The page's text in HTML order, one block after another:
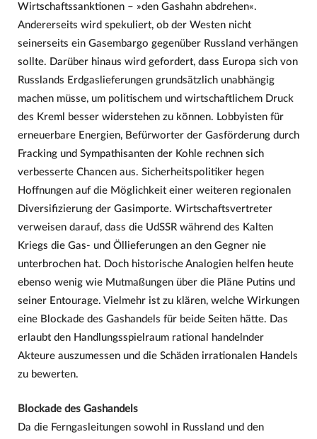
Wirtschaftssanktionen – »den Gashahn abdrehen«.
Andererseits wird spekuliert, ob der Westen nicht
seinerseits ein Gasembargo gegenüber Russland verhängen
sollte. Darüber hinaus wird gefordert, dass Europa sich von
Russlands Erdgaslieferungen grundsätzlich unabhängig
machen müsse, um politischem und wirtschaftlichem Druck
des Kreml besser widerstehen zu können. Lobbyisten für
erneuerbare Energien, Befürworter der Gasförderung durch
Fracking und Sympathisanten der Kohle rechnen sich
verbesserte Chancen aus. Sicherheitspolitiker hegen
Hoffnungen auf die Möglichkeit einer weiteren regionalen
Diversifizierung der Gasimporte. Wirtschaftsvertreter
verweisen darauf, dass die UdSSR während des Kalten
Kriegs die Gas- und Öllieferungen an den Gegner nie
unterbrochen hat. Doch historische Analogien helfen heute
ebenso wenig wie Mutmaßungen über die Pläne Putins und
seiner Entourage. Vielmehr ist zu klären, welche Wirkungen
eine Blockade des Gashandels für beide Seiten hätte. Das
erlaubt den Handlungsspielraum rational handelnder
Akteure auszumessen und die Schäden irrationalen Handels
zu bewerten.
Blockade des Gashandels
Da die Ferngasleitungen sowohl in Russland und den